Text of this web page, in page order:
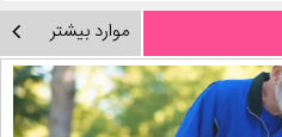
موارد بیشتر